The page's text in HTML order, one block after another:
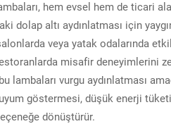
hem evsel hem de ticari
dolap altı aydınlatması için
veya yatak odalarında
misafir deneyimlerini
lambaları vurgu aydınlatması
göstermesi, düşük enerji
dönüştürür.